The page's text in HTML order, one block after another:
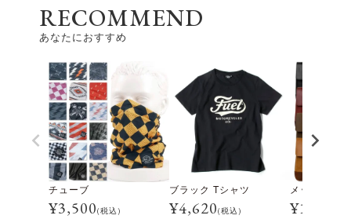
RECOMMEND
あなたにおすすめ
チューブ
¥3,500(税込)
ブラック Tシャツ
¥4,620(税込)
メッセンジ
¥16,500